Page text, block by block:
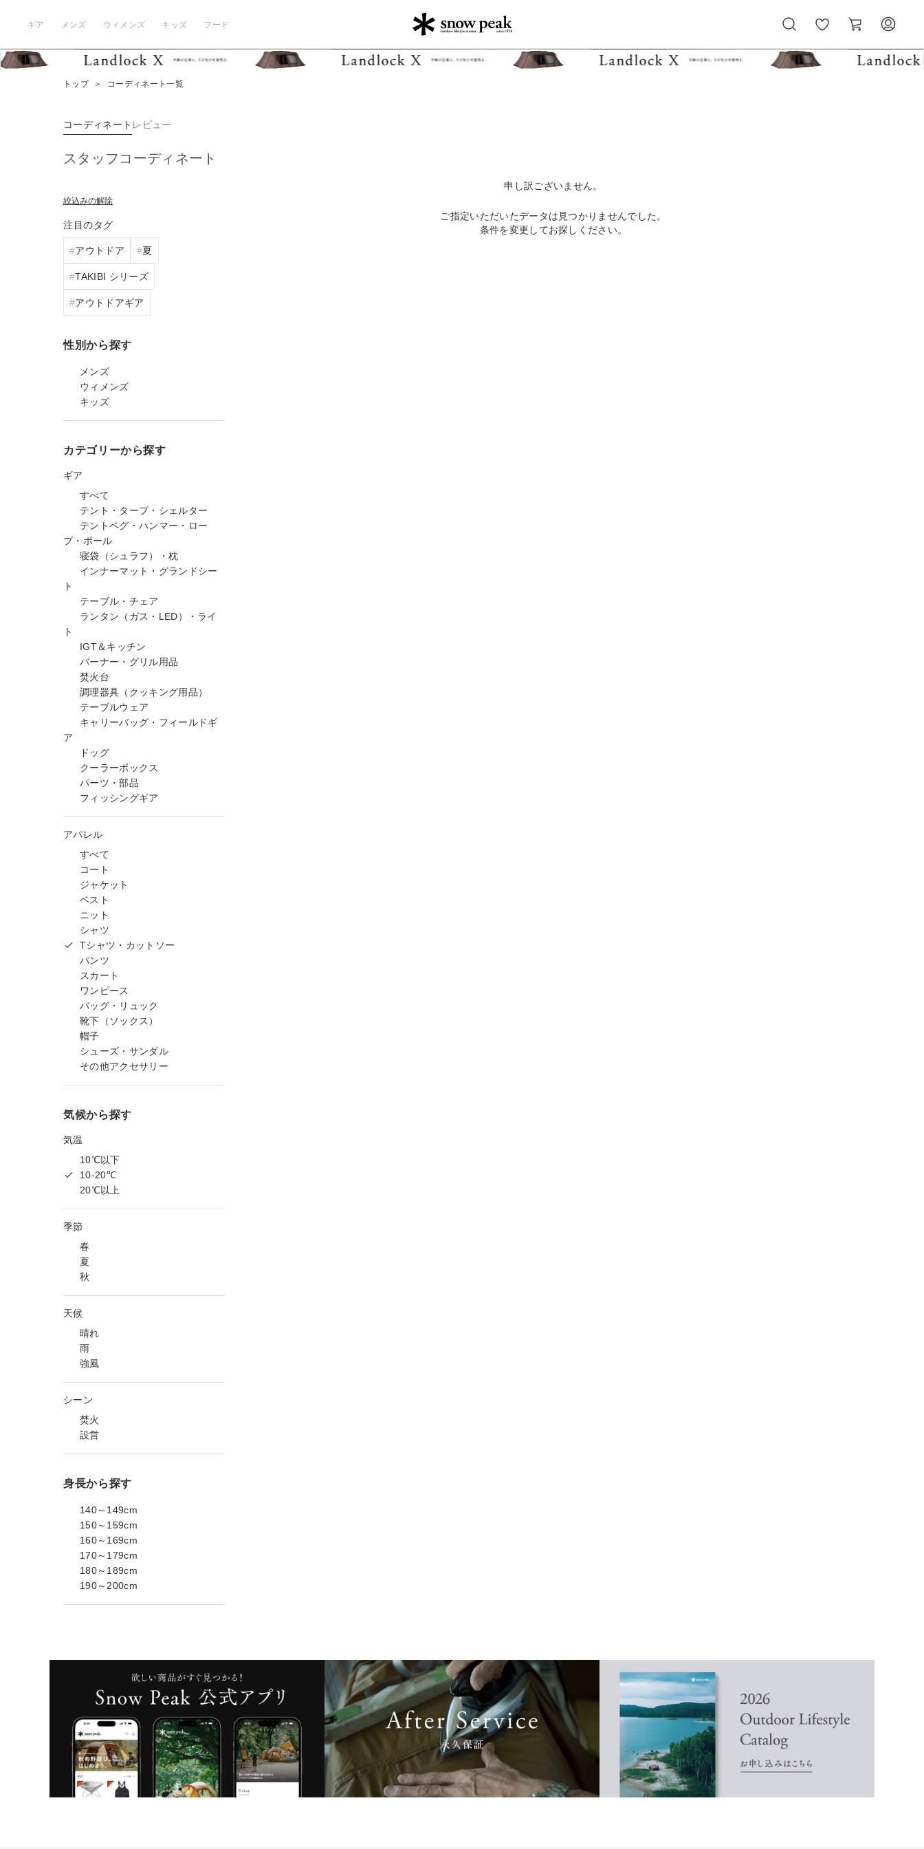
ギア メンズ ウィメンズ キッズ フード
気
に
ー
ト
トップ ＞ コーディネート一覧
コーディネート レビュー
スタッフコーディネート
絞込みの解除
注目のタグ
アウトドア 夏
TAKIBI シリーズ
アウトドアギア
性別から探す
メンズ
ウィメンズ
キッズ
カテゴリーから探す
ギア
すべて
テント・タープ・シェルター
テントペグ・ハンマー・ロー
プ・ポール
寝袋（シュラフ）・枕
インナーマット・グランドシー
ト
テーブル・チェア
ランタン（ガス・LED）・ライ
ト
IGT＆キッチン
バーナー・グリル用品
焚火台
調理器具（クッキング用品）
テーブルウェア
キャリーバッグ・フィールドギ
ア
ドッグ
クーラーボックス
パーツ・部品
フィッシングギア
アパレル
すべて
コート
ジャケット
ベスト
ニット
シャツ
Tシャツ・カットソー
パンツ
スカート
ワンピース
バッグ・リュック
靴下（ソックス）
帽子
シューズ・サンダル
その他アクセサリー
気候から探す
気温
10℃以下
10-20℃
20℃以上
季節
春
夏
秋
天候
晴れ
雨
強風
シーン
焚火
設営
身長から探す
140～149cm
150～159cm
160～169cm
170～179cm
180～189cm
190～200cm
申し訳ございません。
ご指定いただいたデータは見つかりませんでした。
条件を変更してお探しください。